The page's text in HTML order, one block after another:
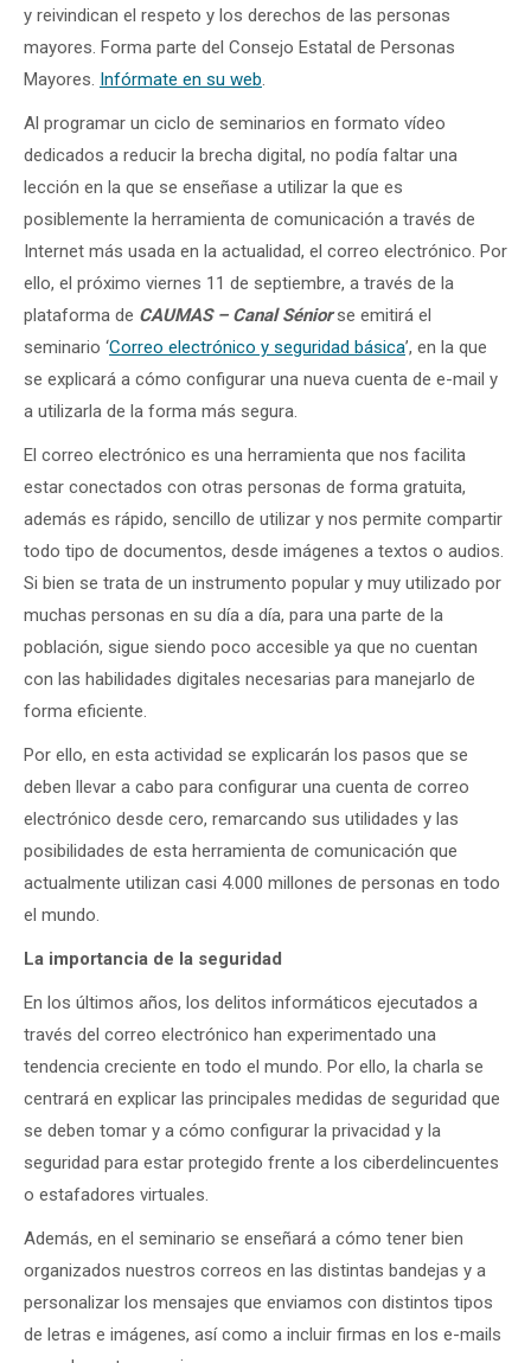
y reivindican el respeto y los derechos de las personas
mayores. Forma parte del Consejo Estatal de Personas
Mayores. Infórmate en su web.
Al programar un ciclo de seminarios en formato vídeo
dedicados a reducir la brecha digital, no podía faltar una
lección en la que se enseñase a utilizar la que es
posiblemente la herramienta de comunicación a través de
Internet más usada en la actualidad, el correo electrónico. Por
ello, el próximo viernes 11 de septiembre, a través de la
plataforma de CAUMAS – Canal Séniorse emitirá el
seminario ‘Correo electrónico y seguridad básica’, en la que
se explicará a cómo configurar una nueva cuenta de e-mail y
a utilizarla de la forma más segura.
El correo electrónico es una herramienta que nos facilita
estar conectados con otras personas de forma gratuita,
además es rápido, sencillo de utilizar y nos permite compartir
todo tipo de documentos, desde imágenes a textos o audios.
Si bien se trata de un instrumento popular y muy utilizado por
muchas personas en su día a día, para una parte de la
población, sigue siendo poco accesible ya que no cuentan
con las habilidades digitales necesarias para manejarlo de
forma eficiente.
Por ello, en esta actividad se explicarán los pasos que se
deben llevar a cabo para configurar una cuenta de correo
electrónico desde cero, remarcando sus utilidades y las
posibilidades de esta herramienta de comunicación que
actualmente utilizan casi 4.000 millones de personas en todo
el mundo.
La importancia de la seguridad
En los últimos años, los delitos informáticos ejecutados a
través del correo electrónico han experimentado una
tendencia creciente en todo el mundo. Por ello, la charla se
centrará en explicar las principales medidas de seguridad que
se deben tomar y a cómo configurar la privacidad y la
seguridad para estar protegido frente a los ciberdelincuentes
o estafadores virtuales.
Además, en el seminario se enseñará a cómo tener bien
organizados nuestros correos en las distintas bandejas y a
personalizar los mensajes que enviamos con distintos tipos
de letras e imágenes, así como a incluir firmas en los e-mails